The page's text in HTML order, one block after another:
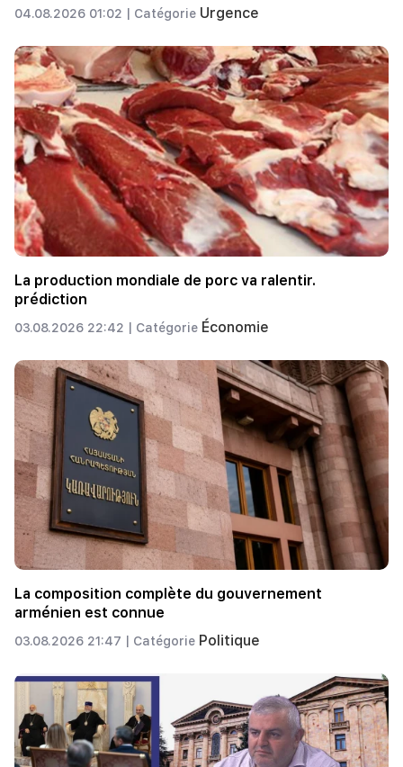
04.08.2026 01:02 | Catégorie Urgence
La production mondiale de porc va ralentir.
prédiction
03.08.2026 22:42 | Catégorie Économie
La composition complète du gouvernement
arménien est connue
03.08.2026 21:47 | Catégorie Politique